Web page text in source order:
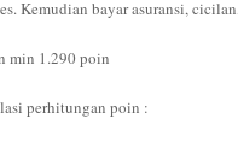
Kemudian bayar asuransi,
min 1.290 poin
perhitungan poin :